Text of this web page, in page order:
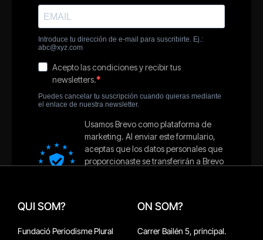
QUI SOM?
Fundació Periodisme Plural
ON SOM?
Carrer Bailén 5, principal.